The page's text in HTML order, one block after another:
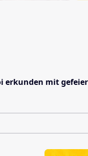
erkunden mit